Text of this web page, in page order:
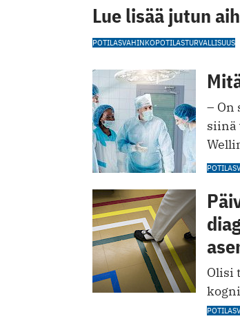
Lue lisää jutun
POTILASVAHINKOPOTILASTURVALLISUUS
– On
siinä
Olisi